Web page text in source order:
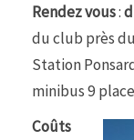
Rendez vous:
du club près
Station
minibus 9
Coûts